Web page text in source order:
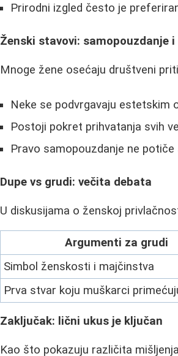
Prirodni izgled često je
Ženski stavovi: samopouzdanje
Mnoge žene osećaju društveni
Neke se podvrgavaju estetskim
Postoji pokret prihvatanja svih
Pravo samopouzdanje ne
Dupe vs grudi: večita debata
U diskusijama o ženskoj
Argumenti za grudi
Simbol ženskosti i majčinstva
Prva stvar koju muškarci
Zaključak: lični ukus je ključan
Kao što pokazuju različita